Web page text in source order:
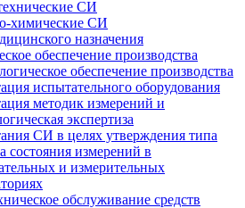
СИ
химические СИ
назначения
обеспечение производства
обеспечение производства
испытательного оборудования
методик измерений и
экспертиза
СИ в целях утверждения типа
состояния измерений в
и измерительных
обслуживание средств